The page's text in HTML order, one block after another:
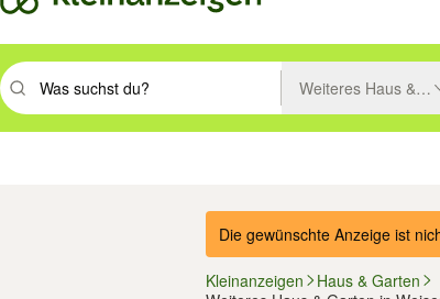
Suchbegriff eingeben. Eingabetaste drücken um zu suchen,
Weiteres Haus &
Die gewünschte Anzeige ist
Kleinanzeigen
Haus & Garten